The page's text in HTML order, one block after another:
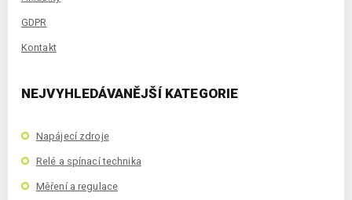
GDPR
Kontakt
NEJVYHLEDÁVANĚJŠÍ KATEGORIE
Napájecí zdroje
Relé a spínací technika
Měření a regulace